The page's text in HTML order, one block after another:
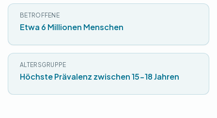
BETROFFENE
Etwa 6 Millionen Menschen
ALTERSGRUPPE
Höchste Prävalenz zwischen 15-18 Jahren